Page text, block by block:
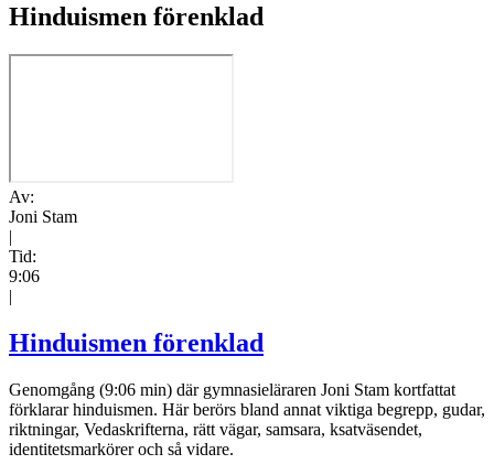
Hinduismen förenklad
Av:
Joni Stam
|
Tid:
9:06
|
Hinduismen förenklad
Genomgång (9:06 min) där gymnasieläraren Joni Stam kortfattat
förklarar hinduismen. Här berörs bland annat viktiga begrepp, gudar,
riktningar, Vedaskrifterna, rätt vägar, samsara, ksatväsendet,
identitetsmarkörer och så vidare.